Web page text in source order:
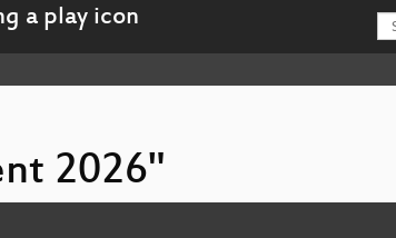
2026"